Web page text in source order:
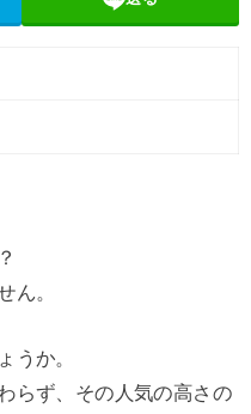
ん。
うか。
らず、その人気の高さの